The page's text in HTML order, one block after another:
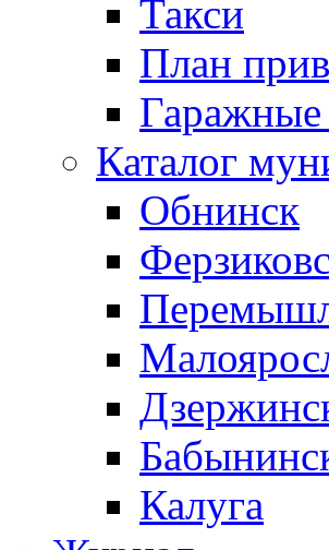
Такси
План
Гаражные
Каталог
Обнинск
Калуга